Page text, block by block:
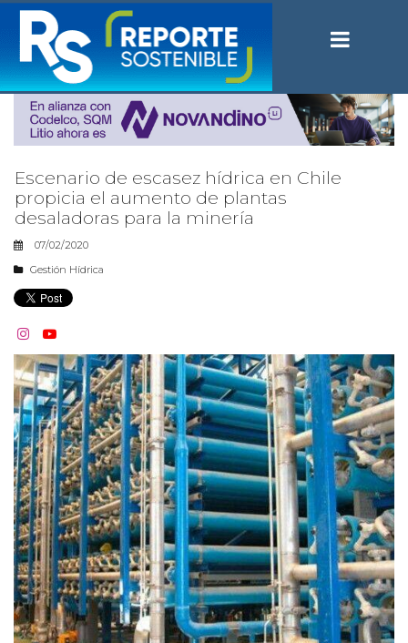
Escenario de escasez hídrica en Chile
propicia el aumento de plantas
desaladoras para la minería
07/02/2020
Gestión Hídrica
 